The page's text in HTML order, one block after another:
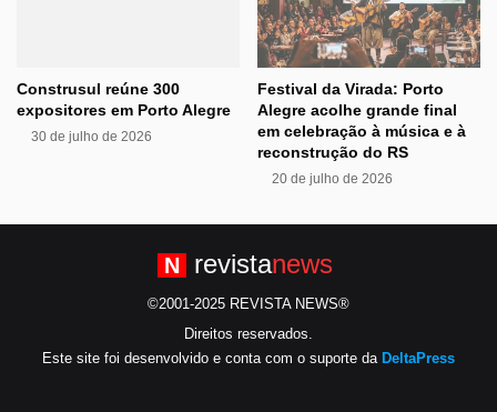
Construsul reúne 300
expositores em Porto Alegre
30 de julho de 2026
Festival da Virada: Porto
Alegre acolhe grande final
em celebração à música e à
reconstrução do RS
20 de julho de 2026
N revistanews
©2001-2025 REVISTA NEWS®
Direitos reservados.
Este site foi desenvolvido e conta com o suporte da DeltaPress